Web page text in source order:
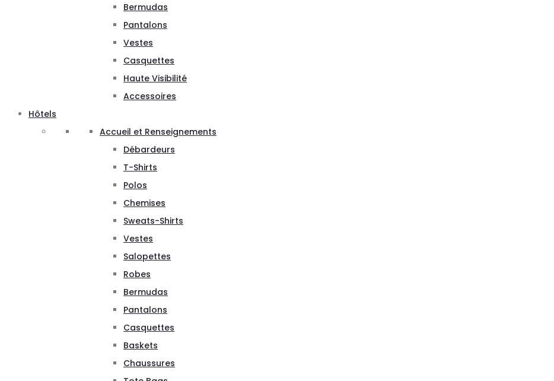
Bermudas
Pantalons
Vestes
Casquettes
Haute Visibilité
Accessoires
Hôtels
Accueil et Renseignements
Débardeurs
T-Shirts
Polos
Chemises
Sweats-Shirts
Vestes
Salopettes
Robes
Bermudas
Pantalons
Casquettes
Baskets
Chaussures